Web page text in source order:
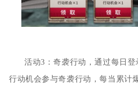
活动3：奇袭行动，通过每日
行动机会参与奇袭行动，每当累计